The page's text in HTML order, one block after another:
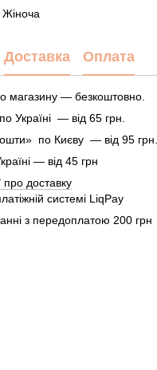
Жіноча
Доставка Оплата
магазину — безкоштовно.
Україні — від 65 грн.
по Києву — від 95 грн.
— від 45 грн
про доставку
системі LiqPay
з передоплатою 200 грн